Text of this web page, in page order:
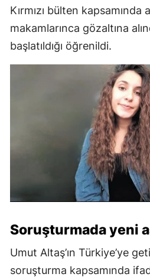
Kırmızı bülten kapsamında
makamlarınca gözaltına
başlatıldığı öğrenildi.
Soruşturmada yeni
Umut Altaş’ın Türkiye’ye
soruşturma kapsamında